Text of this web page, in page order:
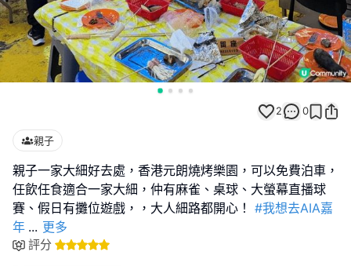
2 0
親子
親子一家大細好去處，香港元朗燒烤樂園，可以免費泊車，
任飲任食適合一家大細，仲有麻雀、桌球、大螢幕直播球
賽、假日有攤位遊戲，，大人細路都開心！ #我想去AIA嘉
年 ... 更多
評分